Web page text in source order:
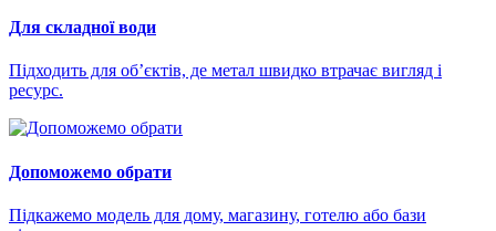
Для складної води
Підходить для об’єктів, де метал швидко втрачає вигляд і
ресурс.
Допоможемо обрати
Підкажемо модель для дому, магазину, готелю або бази